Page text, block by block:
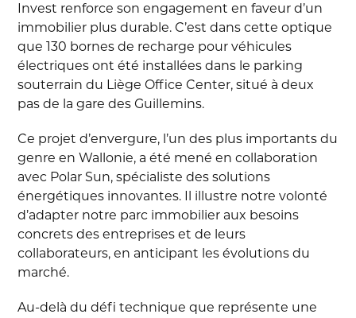
Invest renforce son engagement en faveur d’un
immobilier plus durable. C’est dans cette optique
que 130 bornes de recharge pour véhicules
électriques ont été installées dans le parking
souterrain du Liège Office Center, situé à deux
pas de la gare des Guillemins.
Ce projet d’envergure, l’un des plus importants du
genre en Wallonie, a été mené en collaboration
avec Polar Sun, spécialiste des solutions
énergétiques innovantes. Il illustre notre volonté
d’adapter notre parc immobilier aux besoins
concrets des entreprises et de leurs
collaborateurs, en anticipant les évolutions du
marché.
Au-delà du défi technique que représente une